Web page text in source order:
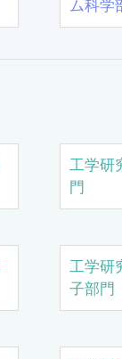
ム科学
工学研
門
工学研
子部門